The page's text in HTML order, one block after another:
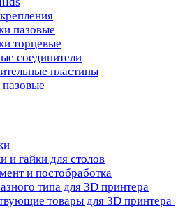
пазовые
торцевые
соединители
пластины
и гайки для столов
и постобработка
типа для 3D принтера
товары для 3D принтера